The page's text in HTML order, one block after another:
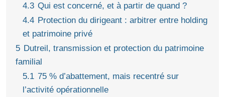
4.3 Qui est concerné, et à partir de quand ?
4.4 Protection du dirigeant : arbitrer entre holding
et patrimoine privé
5 Dutreil, transmission et protection du patrimoine
familial
5.1 75 % d’abattement, mais recentré sur
l’activité opérationnelle